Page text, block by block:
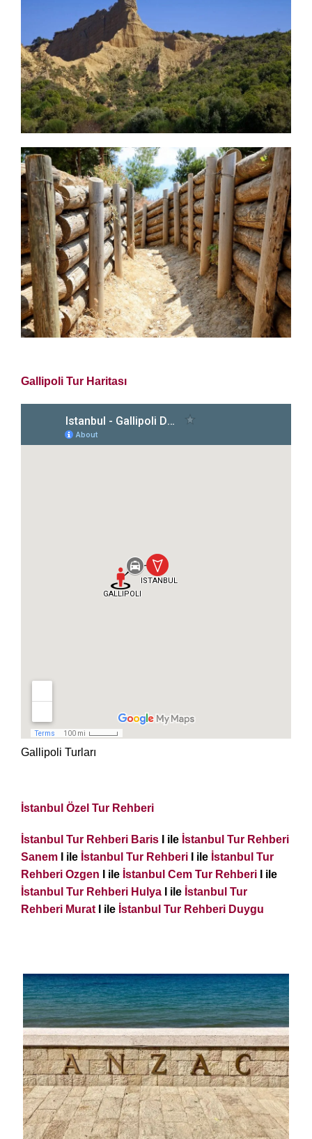
Gallipoli Tur Haritası
Gallipoli Turları
İstanbul Özel Tur Rehberi
İstanbul Tur Rehberi Baris I ile İstanbul Tur Rehberi
Sanem I ile İstanbul Tur Rehberi I ile İstanbul Tur
Rehberi Ozgen I ile İstanbul Cem Tur Rehberi I ile
İstanbul Tur Rehberi Hulya I ile İstanbul Tur
Rehberi Murat I ile İstanbul Tur Rehberi Duygu